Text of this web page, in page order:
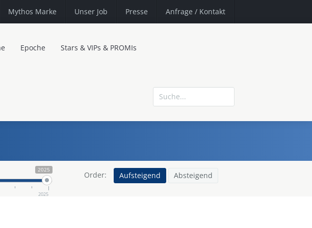
Mythos Marke Unser Job Presse Anfrage / Kontakt
Epoche Stars & VIPs & PROMIs
2025
2025
Order: Aufsteigend Absteigend